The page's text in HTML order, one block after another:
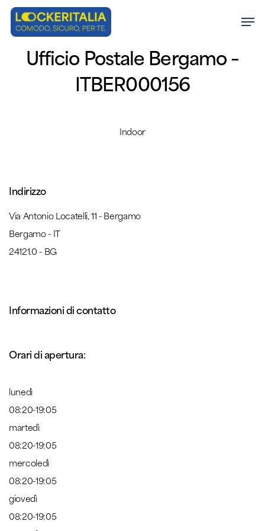
Skip
contentUfficio Postale Bergamo –
ITBER000156
Indoor
Indirizzo
Via Antonio Locatelli, 11 - Bergamo
Bergamo - IT
24121.0 - BG
Informazioni di contatto
Orari di apertura:
lunedì
08:20-19:05
martedì
08:20-19:05
mercoledì
08:20-19:05
giovedì
08:20-19:05
Menu